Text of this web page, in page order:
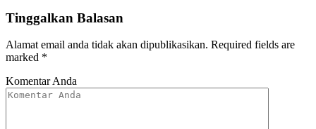
Tinggalkan Balasan
Alamat email anda tidak akan dipublikasikan. Required fields are
marked *
Komentar Anda